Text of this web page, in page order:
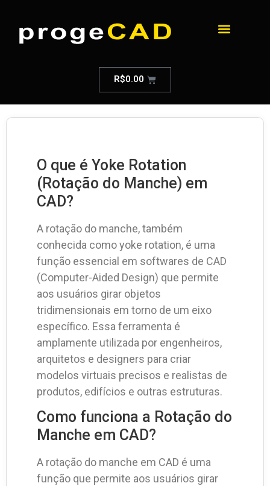
R$0.00
O que é Yoke Rotation
(Rotação do Manche) em
CAD?
A rotação do manche, também
conhecida como yoke rotation, é uma
função essencial em softwares de CAD
(Computer-Aided Design) que permite
aos usuários girar objetos
tridimensionais em torno de um eixo
específico. Essa ferramenta é
amplamente utilizada por engenheiros,
arquitetos e designers para criar
modelos virtuais precisos e realistas de
produtos, edifícios e outras estruturas.
Como funciona a Rotação do
Manche em CAD?
A rotação do manche em CAD é uma
função que permite aos usuários girar